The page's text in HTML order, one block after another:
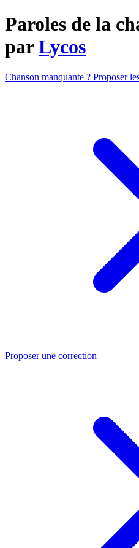
Paroles de la
parLycos
Chanson manquante ? Proposer
Proposer une correction